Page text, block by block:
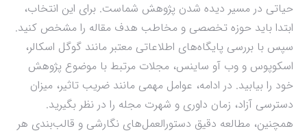
حیاتی در مسیر دیده شدن پژوهش شماست. برای این انتخاب،
ابتدا باید حوزه تخصصی و مخاطب هدف مقاله را مشخص کنید.
سپس با بررسی پایگاه‌های اطلاعاتی معتبر مانند گوگل اسکالر،
اسکوپوس و وب آو ساینس، مجلات مرتبط با موضوع پژوهش
خود را بیابید. در ادامه، عوامل مهمی مانند ضریب تاثیر، میزان
دسترسی آزاد، زمان داوری و شهرت مجله را در نظر بگیرید.
همچنین، مطالعه دقیق دستورالعمل‌های نگارشی و قالب‌بندی هر